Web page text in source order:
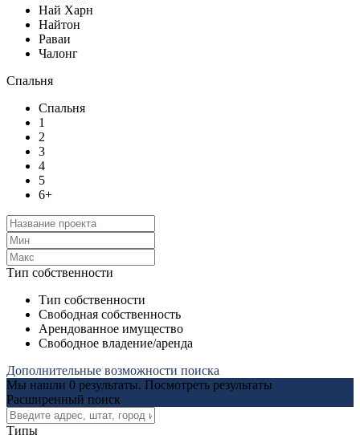
Най Харн
Найтон
Раваи
Чалонг
Спальня
Спальня
1
2
3
4
5
6+
Тип собственности
Тип собственности
Свободная собственность
Арендованное имущество
Свободное владение/аренда
Дополнительные возможности поиска
Мы нашли 0 результаты. Посмотреть результаты
Расширенный поиск
Типы